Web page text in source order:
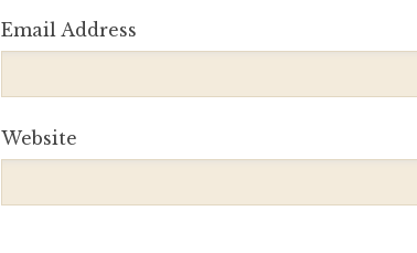
Email Address
Website